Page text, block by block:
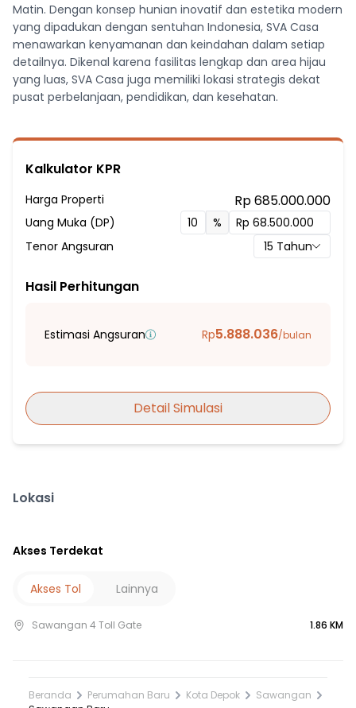
Matin. Dengan konsep hunian inovatif dan estetika modern
yang dipadukan dengan sentuhan Indonesia, SVA Casa
menawarkan kenyamanan dan keindahan dalam setiap
detailnya. Dikenal karena fasilitas lengkap dan area hijau
yang luas, SVA Casa juga memiliki lokasi strategis dekat
Kalkulator KPR
Harga Properti Rp 685.000.000
Uang Muka (DP)
%
Tenor Angsuran
15 Tahun
Hasil Perhitungan
Estimasi Angsuran Rp5.888.036/bulan
Detail Simulasi
Lokasi
Akses Terdekat
Akses Tol Lainnya
Sawangan 4 Toll Gate 1.86 KM
Beranda Perumahan Baru Kota Depok
Sawangan